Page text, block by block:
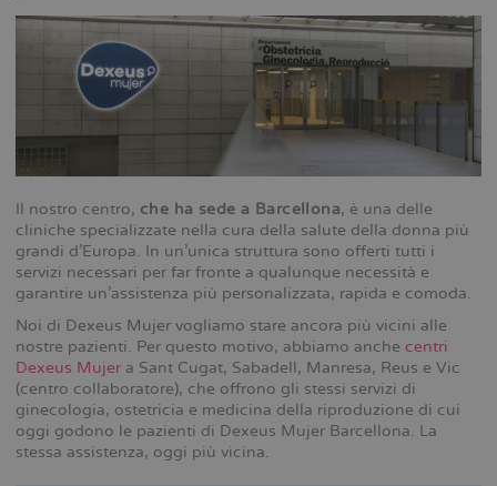
Il nostro centro, che ha sede a Barcellona, è una delle
cliniche specializzate nella cura della salute della donna più
grandi d’Europa. In un’unica struttura sono offerti tutti i
servizi necessari per far fronte a qualunque necessità e
garantire un’assistenza più personalizzata, rapida e comoda.
Noi di Dexeus Mujer vogliamo stare ancora più vicini alle
nostre pazienti. Per questo motivo, abbiamo anche centri
Dexeus Mujer a Sant Cugat, Sabadell, Manresa, Reus e Vic
(centro collaboratore), che offrono gli stessi servizi di
ginecologia, ostetricia e medicina della riproduzione di cui
oggi godono le pazienti di Dexeus Mujer Barcellona. La
stessa assistenza, oggi più vicina.